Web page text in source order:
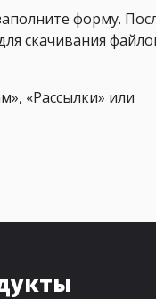
форму.
скачивания
«Рассылки» или